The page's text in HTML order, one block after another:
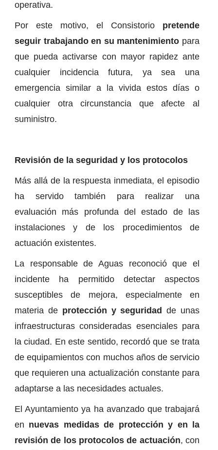
operativa.
Por este motivo, el Consistorio pretende
seguir trabajando en su mantenimiento para
que pueda activarse con mayor rapidez ante
cualquier incidencia futura, ya sea una
emergencia similar a la vivida estos días o
cualquier otra circunstancia que afecte al
suministro.
Revisión de la seguridad y los protocolos
Más allá de la respuesta inmediata, el episodio
ha servido también para realizar una
evaluación más profunda del estado de las
instalaciones y de los procedimientos de
actuación existentes.
La responsable de Aguas reconoció que el
incidente ha permitido detectar aspectos
susceptibles de mejora, especialmente en
materia deprotección y seguridad de unas
infraestructuras consideradas esenciales para
la ciudad. En este sentido, recordó que se trata
de equipamientos con muchos años de servicio
que requieren una actualización constante para
adaptarse a las necesidades actuales.
El Ayuntamiento ya ha avanzado que trabajará
en nuevas medidas de protección y en la
revisión de los protocolos de actuación, con